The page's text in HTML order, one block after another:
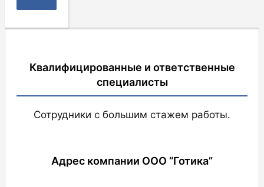
Квалифицированные и ответственные
специалисты
Сотрудники с большим стажем работы.
Адрес компании ООО “Готика”